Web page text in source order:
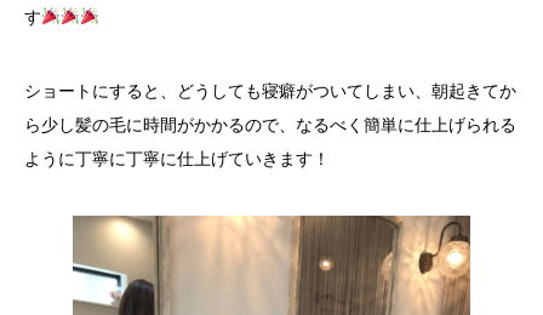
す
ショートにすると、どうしても寝癖がついてしまい、朝起きてか
ら少し髪の毛に時間がかかるので、なるべく簡単に仕上げられる
ように丁寧に丁寧に仕上げていきます！